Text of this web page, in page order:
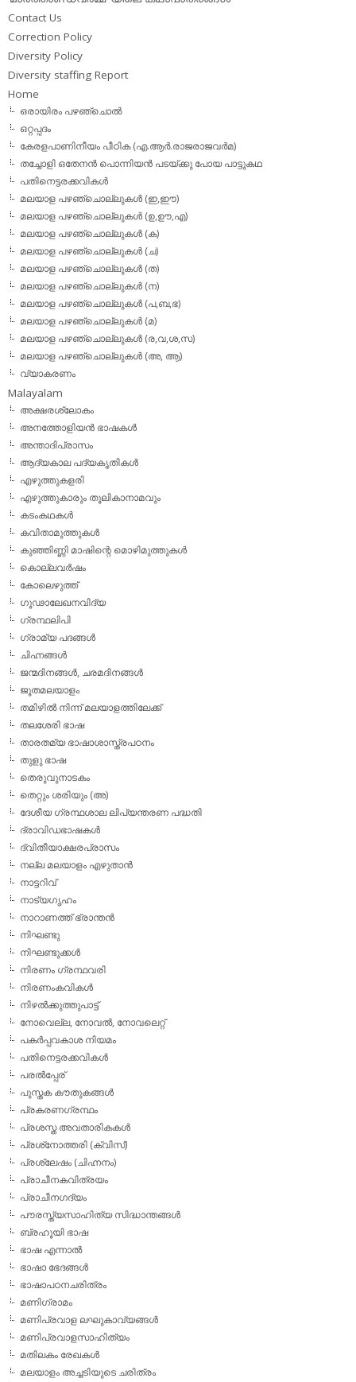
Contact Us
Correction Policy
Diversity Policy
Diversity staffing Report
Home
ഒരായിരം പഴഞ്ചൊല്‍
ഒറ്റപ്പദം
കേരളപാണിനീയം പീഠിക (എ.ആര്‍.രാജരാജവര്‍മ)
തച്ചോളി ഒതേനൻ പൊന്നിയൻ പടയ്‌ക്കു പോയ പാട്ടുകഥ
പതിനെട്ടരക്കവികള്‍
മലയാള പഴഞ്ചൊല്ലുകള്‍ (ഇ,ഈ)
മലയാള പഴഞ്ചൊല്ലുകള്‍ (ഉ,ഊ,എ)
മലയാള പഴഞ്ചൊല്ലുകള്‍ (ക)
മലയാള പഴഞ്ചൊല്ലുകള്‍ (ച)
മലയാള പഴഞ്ചൊല്ലുകള്‍ (ത)
മലയാള പഴഞ്ചൊല്ലുകള്‍ (ന)
മലയാള പഴഞ്ചൊല്ലുകള്‍ (പ,ബ,ഭ)
മലയാള പഴഞ്ചൊല്ലുകള്‍ (മ)
മലയാള പഴഞ്ചൊല്ലുകള്‍ (ര,വ,ശ,സ)
മലയാള പഴഞ്ചൊല്ലുകൾ (അ, ആ)
വ്യാകരണം
Malayalam
അക്ഷരശ്ലോകം
അനത്തോളിയന്‍ ഭാഷകള്‍
അന്താദിപ്രാസം
ആദ്യകാല പദ്യകൃതികള്‍
എഴുത്തുകളരി
എഴുത്തുകാരും തൂലികാനാമവും
കടംകഥകള്‍
കവിതാമുത്തുകള്‍
കുഞ്ഞിണ്ണി മാഷിന്റെ മൊഴിമുത്തുകള്‍
കൊല്ലവര്‍ഷം
കോലെഴുത്ത്
ഗൂഢാലേഖനവിദ്യ
ഗ്രന്ഥലിപി
ഗ്രാമ്യ പദങ്ങള്‍
ചിഹ്നങ്ങള്‍
ജന്മദിനങ്ങള്‍, ചരമദിനങ്ങള്‍
ജൂതമലയാളം
തമിഴില്‍ നിന്ന് മലയാളത്തിലേക്ക്
തലശേരി ഭാഷ
താരതമ്യ ഭാഷാശാസ്ത്രപഠനം
തുളു ഭാഷ
തെരുവുനാടകം
തെറ്റും ശരിയും (അ)
ദേശീയ ഗ്രന്ഥശാല ലിപ്യന്തരണ പദ്ധതി
ദ്രാവിഡഭാഷകള്‍
ദ്വിതീയാക്ഷരപ്രാസം
നല്ല മലയാളം എഴുതാന്‍
നാട്ടറിവ്
നാട്യഗൃഹം
നാറാണത്ത് ഭ്രാന്തന്‍
നിഘണ്ടു
നിഘണ്ടുക്കള്‍
നിരണം ഗ്രന്ഥവരി
നിരണംകവികള്‍
നിഴല്‍ക്കുത്തുപാട്ട്
നോവെല്ല, നോവല്‍, നോവലെറ്റ്
പകര്‍പ്പവകാശ നിയമം
പതിനെട്ടരക്കവികള്‍
പരല്‍പ്പേര്
പുസ്തക കൗതുകങ്ങള്‍
പ്രകരണഗ്രന്ഥം
പ്രശസ്ത അവതാരികകള്‍
പ്രശ്‌നോത്തരി (ക്വിസ്)
പ്രശ്ലേഷം (ചിഹ്നനം)
പ്രാചീനകവിത്രയം
പ്രാചീനഗദ്യം
പൗരസ്ത്യസാഹിത്യ സിദ്ധാന്തങ്ങള്‍
ബ്രഹൂയി ഭാഷ
ഭാഷ എന്നാല്‍
ഭാഷാ ഭേദങ്ങള്‍
ഭാഷാപഠനചരിത്രം
മണിഗ്രാമം
മണിപ്രവാള ലഘുകാവ്യങ്ങള്‍
മണിപ്രവാളസാഹിത്യം
മതിലകം രേഖകള്‍
മലയാളം അച്ചടിയുടെ ചരിത്രം